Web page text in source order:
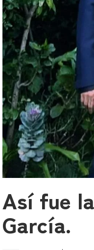
Así fue
García.